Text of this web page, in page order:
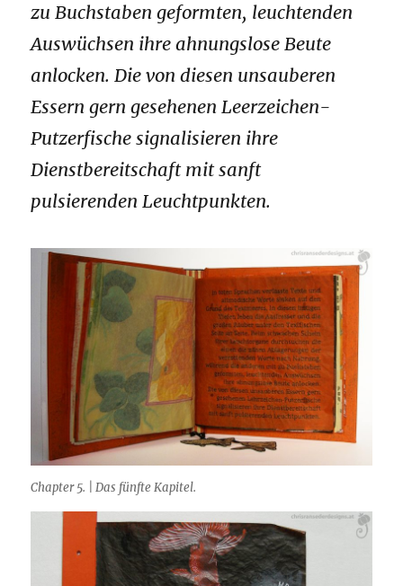
zu Buchstaben geformten, leuchtenden
Auswüchsen ihre ahnungslose Beute
anlocken. Die von diesen unsauberen
Essern gern gesehenen Leerzeichen-
Putzerfische signalisieren ihre
Dienstbereitschaft mit sanft
pulsierenden Leuchtpunkten.
Chapter 5. | Das fünfte Kapitel.